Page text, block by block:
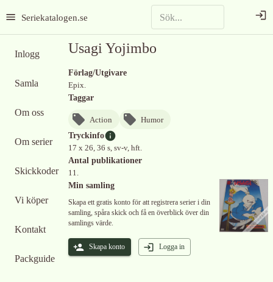
Seriekatalogen.se
Inlogg
Samla
Om oss
Om serier
Skickkoder
Vi köper
Kontakt
Packguide
Usagi Yojimbo
Förlag/Utgivare
Epix.
Taggar
Action
Humor
Tryckinfo
17 x 26, 36 s, sv-v, hft.
Antal publikationer
11.
Min samling
Skapa ett gratis konto för att registrera serier i din
samling, spåra skick och få en överblick över din
samlings värde.
Skapa konto Logga in